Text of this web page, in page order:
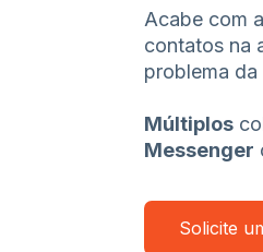
Acabe com
contatos na
problema
Múltiplos
Messenger
Solicite